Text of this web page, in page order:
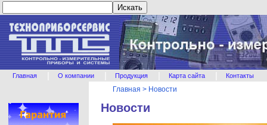
Главная О компании Продукция Карта сайта Контакты
Главная > Новости
Новости